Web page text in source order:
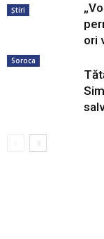
Știri
ori
Soroca